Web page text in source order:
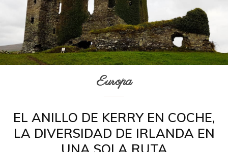
Europa
EL ANILLO DE KERRY EN COCHE,
LA DIVERSIDAD DE IRLANDA EN
UNA SOLA RUTA